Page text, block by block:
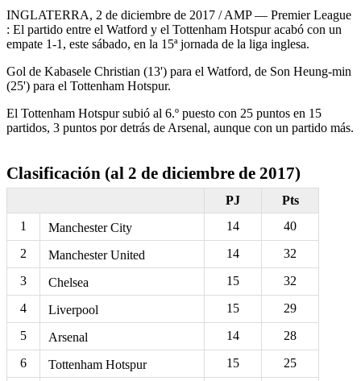
INGLATERRA, 2 de diciembre de 2017 / AMP — Premier League
: El partido entre el Watford y el Tottenham Hotspur acabó con un
empate 1-1, este sábado, en la 15ª jornada de la liga inglesa.
Gol de Kabasele Christian (13') para el Watford, de Son Heung-min
(25') para el Tottenham Hotspur.
El Tottenham Hotspur subió al 6.º puesto con 25 puntos en 15
partidos, 3 puntos por detrás de Arsenal, aunque con un partido más.
Clasificación (al 2 de diciembre de 2017)
PJ
Pts
1
Manchester City 14
40
2
Manchester United 14
32
3
Chelsea 15
32
4
Liverpool 15
29
5
Arsenal 14
28
6
Tottenham Hotspur 15
25